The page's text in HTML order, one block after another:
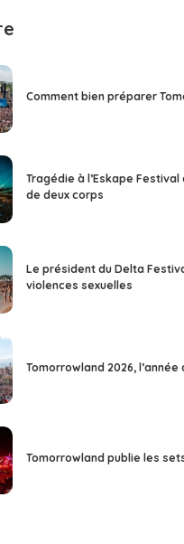
Comment bien préparer
Tragédie à l’Eskape
de deux corps
Le président du Delta
violences sexuelles
Tomorrowland 2026,
Tomorrowland publie les